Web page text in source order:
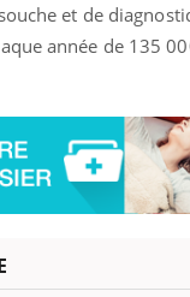
et de
année de 135